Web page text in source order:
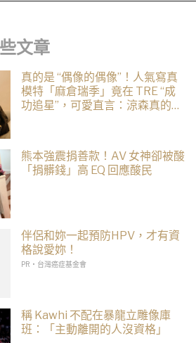
文章
真的是 “偶像的偶像”！人氣寫真
模特「麻倉瑞季」竟在 TRE “成
功追星”，可愛直言：涼森真的太
熊本強震捐善款！AV 女神卻被酸
「捐髒錢」高 EQ 回應酸民
伴侶和妳一起預防HPV，才有資
格說愛妳！
PR・台灣癌症基金會
稱 Kawhi 不配在暴龍立雕像庫
班：「主動離開的人沒資格」